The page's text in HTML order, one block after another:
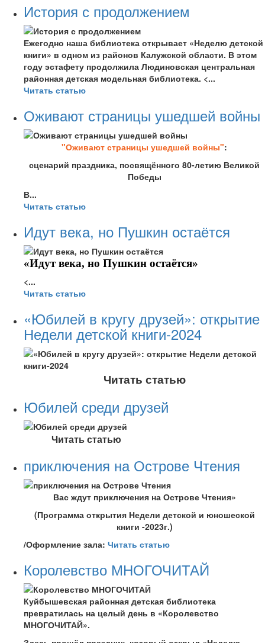
История с продолжением
Ежегодно наша библиотека открывает «Неделю детской
книги» в одном из районов Калужской области. В этом
году эстафету продолжила Людиновская центральная
районная детская модельная библиотека. <...
Читать статью
Оживают страницы ушедшей войны
"Оживают страницы ушедшей войны":
сценарий праздника, посвящённого 80-летию Великой
Победы
В...
Читать статью
Идут века, но Пушкин остаётся
«Идут века, но Пушкин остаётся»
<...
Читать статью
«Юбилей в кругу друзей»: открытие
Недели детской книги-2024
Читать статью
Юбилей среди друзей
Читать статью
приключения на Острове Чтения
Вас ждут приключения на Острове Чтения»
(Программа открытия Недели детской и юношеской
книги -2023г.)
/Оформление зала: Читать статью
Королевство МНОГОЧИТАЙ
Куйбышевская районная детская библиотека
превратилась на целый день в «Королевство
МНОГОЧИТАЙ».